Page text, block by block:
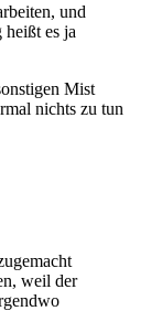
und
es ja
Mist
nichts zu tun
weil der